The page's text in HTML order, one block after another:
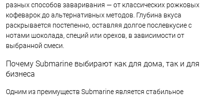
разных способов заваривания — от классических рожковых
кофеварок до альтернативных методов. Глубина вкуса
раскрывается постепенно, оставляя долгое послевкусие с
нотами шоколада, специй или орехов, в зависимости от
выбранной смеси.
Почему Submarine выбирают как для дома, так и для
бизнеса
Одним из преимуществ Submarine является стабильное